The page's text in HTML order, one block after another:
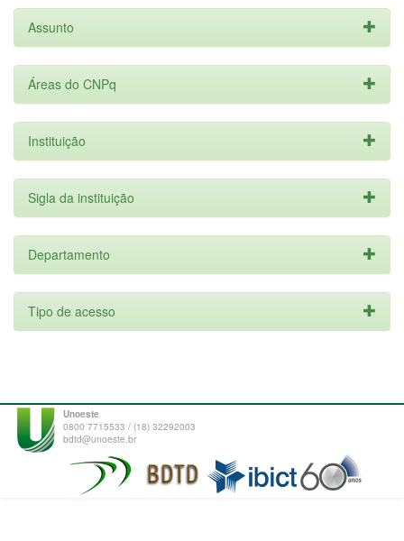
Assunto
Áreas do CNPq
Instituição
Sigla da instituição
Departamento
Tipo de acesso
Unoeste
0800 7715533 / (18) 32292003
bdtd@unoeste.br